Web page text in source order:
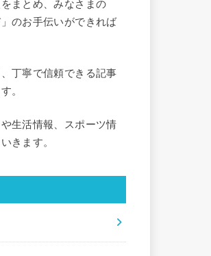
まとめ、みなさまの
のお手伝いができれば
丁寧で信頼できる記事
。
生活情報、スポーツ情
きます。